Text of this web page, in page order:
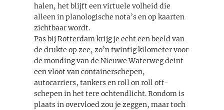
halen, het blijft een virtuele volheid die
alleen in planologische nota’s en op kaarten
zichtbaar wordt.
Pas bij Rotterdam krijg je echt een beeld van
de drukte op zee, zo’n twintig kilometer voor
de monding van de Nieuwe Waterweg deint
een vloot van containerschepen,
autocarriers, tankers en roll on roll off-
schepen in het tere ochtendlicht. Rondom is
plaats in overvloed zou je zeggen, maar toch